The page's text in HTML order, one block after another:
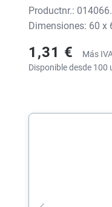
Productnr.:
Dimensiones: 60 x
1,31 €
Más
Disponible desde 100